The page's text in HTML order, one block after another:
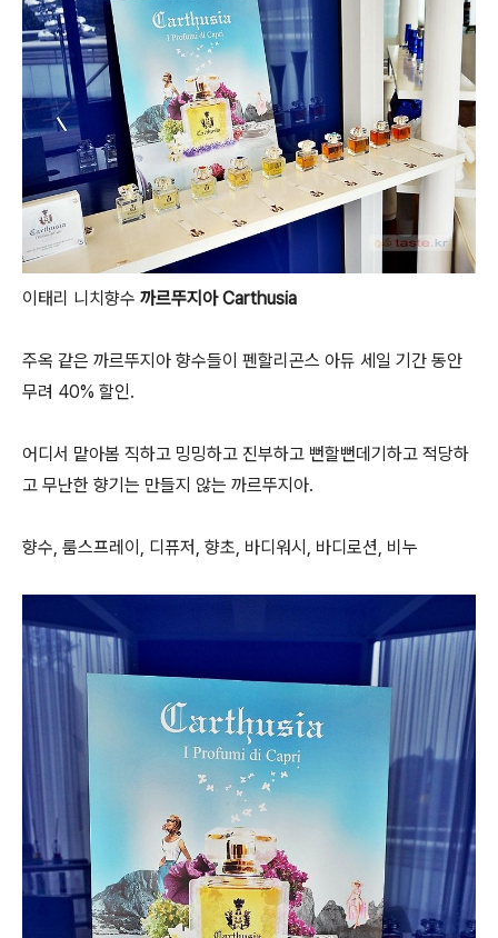
이태리 니치향수 까르뚜지아 Carthusia
주옥 같은 까르뚜지아 향수들이 펜할리곤스 아듀 세일 기간 동안
무려 40% 할인.
어디서 맡아봄 직하고 밍밍하고 진부하고 뻔할뻔데기하고 적당하
고 무난한 향기는 만들지 않는 까르뚜지아.
향수, 룸스프레이, 디퓨저, 향초, 바디워시, 바디로션, 비누